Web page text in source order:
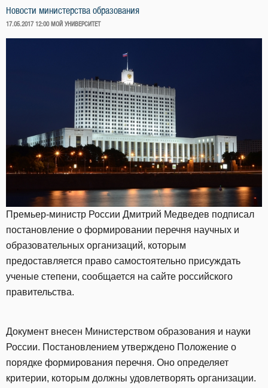
Новости министерства образования
ОПУБЛИКОВАНО
17.05.2017 12:00 МОЙ УНИВЕРСИТЕТ
Премьер-министр России Дмитрий Медведев подписал
постановление о формировании перечня научных и
образовательных организаций, которым
предоставляется право самостоятельно присуждать
ученые степени, сообщается на сайте российского
правительства.
Документ внесен Министерством образования и науки
России. Постановлением утверждено Положение о
порядке формирования перечня. Оно определяет
критерии, которым должны удовлетворять организации.